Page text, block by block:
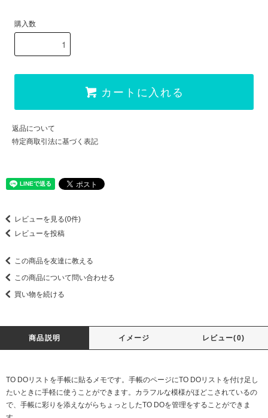
購入数
カートに入れる
返品について
特定商取引法に基づく表記
レビューを見る(0件)
レビューを投稿
この商品を友達に教える
この商品について問い合わせる
買い物を続ける
商品説明 イメージ レビュー(0)
TO DOリストを手帳に貼るメモです。手帳のページにTO DOリストを付け足し
たいときに手軽に使うことができます。カラフルな模様がほどこされているの
で、手帳に彩りを添えながらちょっとしたTO DOを管理をすることができま